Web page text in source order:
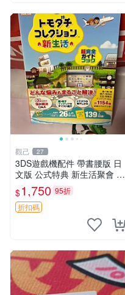
觀己 27
3DS遊戲機配件 帶書腰版 日
文版 公式特典 新生活聚會 合
適收藏 9成新二手 商品不退
不交換 資訊以圖為主 圖實相
符 3DS 員額 游戲卡帶
$1,750 95折
折扣碼